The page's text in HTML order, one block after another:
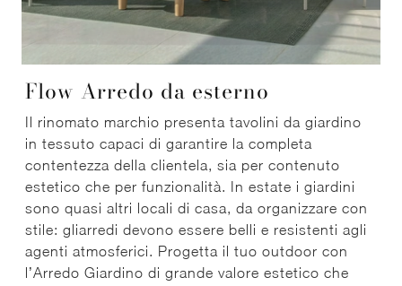
Flow Arredo da esterno
Il rinomato marchio presenta tavolini da giardino
in tessuto capaci di garantire la completa
contentezza della clientela, sia per contenuto
estetico che per funzionalità. In estate i giardini
sono quasi altri locali di casa, da organizzare con
stile: gliarredi devono essere belli e resistenti agli
agenti atmosferici. Progetta il tuo outdoor con
l’Arredo Giardino di grande valore estetico che